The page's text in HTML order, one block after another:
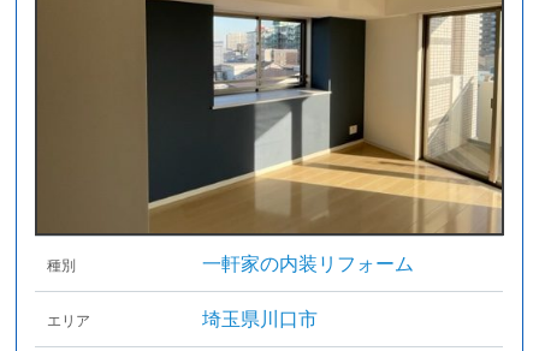
種別 一軒家の内装リフォーム
エリア 埼玉県川口市